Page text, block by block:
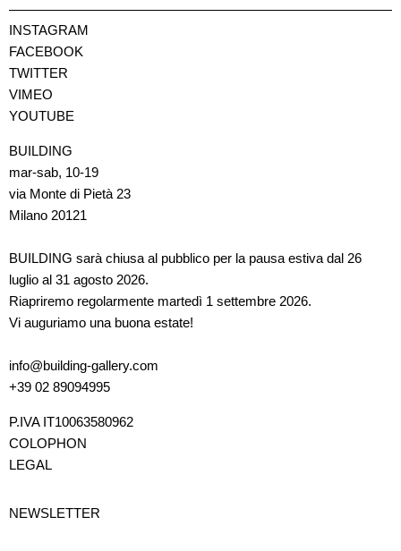
INSTAGRAM
FACEBOOK
TWITTER
VIMEO
YOUTUBE
BUILDING
mar-sab, 10-19
via Monte di Pietà 23
Milano 20121
BUILDING sarà chiusa al pubblico per la pausa estiva dal 26
luglio al 31 agosto 2026.
Riapriremo regolarmente martedì 1 settembre 2026.
Vi auguriamo una buona estate!
info@building-gallery.com
+39 02 89094995
P.IVA IT10063580962
COLOPHON
LEGAL
NEWSLETTER